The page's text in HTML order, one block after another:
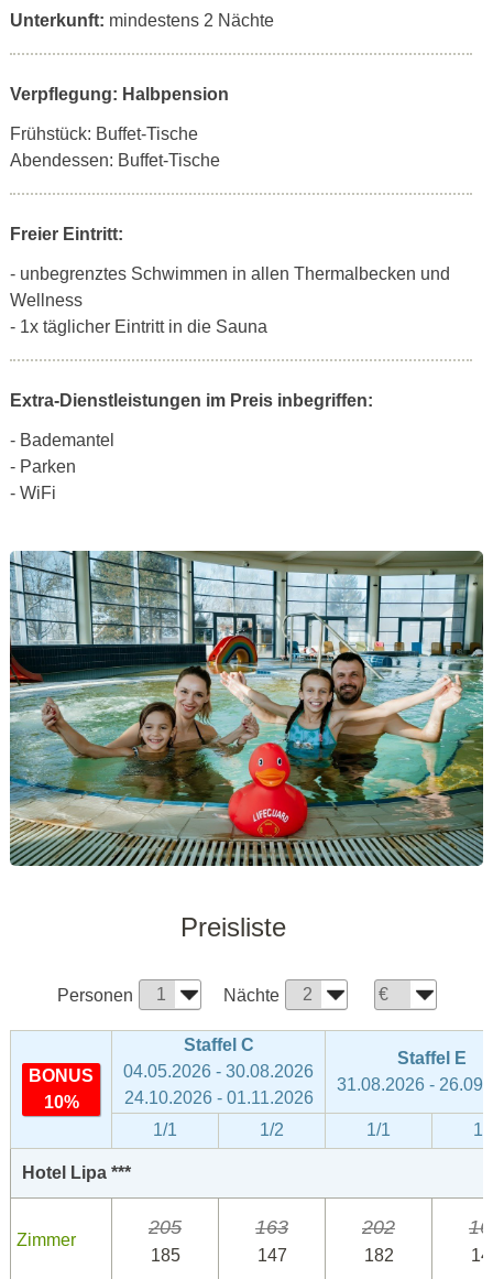
Unterkunft: mindestens 2 Nächte
Verpflegung: Halbpension
Frühstück: Buffet-Tische
Abendessen: Buffet-Tische
Freier Eintritt:
- unbegrenztes Schwimmen in allen Thermalbecken und
Wellness
- 1x täglicher Eintritt in die Sauna
Extra-Dienstleistungen im Preis inbegriffen:
- Bademantel
- Parken
- WiFi
Preisliste
Personen Nächte
BONUS
10%
Staffel C
04.05.2026 - 30.08.2026
24.10.2026 - 01.11.2026
Staffel E
31.08.2026 -
1/1 1/2 1/1 1/
Hotel Lipa ***
Zimmer
205
185
163
147
202
182